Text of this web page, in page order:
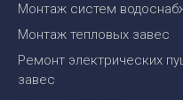
Монтаж систем
Монтаж тепловых завес
Ремонт электрических
завес